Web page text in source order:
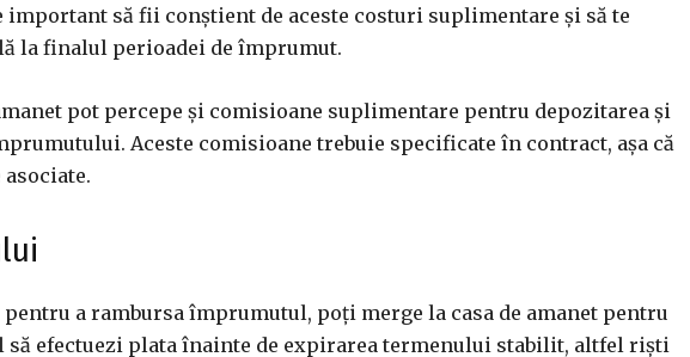
să fii conștient de aceste costuri suplimentare și să te
la finalul perioadei de împrumut.
pot percepe și comisioane suplimentare pentru depozitarea și
Aceste comisioane trebuie specificate în contract, așa că
pentru a rambursa împrumutul, poți merge la casa de amanet pentru
să efectuezi plata înainte de expirarea termenului stabilit, altfel riști